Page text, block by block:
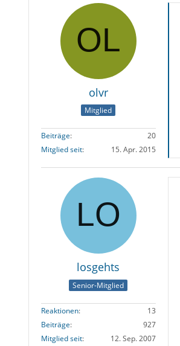
olvr
Mitglied
Beiträge
20
Mitglied seit
15. Apr. 2015
losgehts
Senior-Mitglied
Reaktionen
13
Beiträge
927
Mitglied seit
12. Sep. 2007